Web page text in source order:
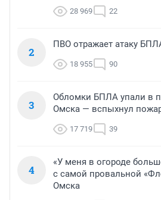
28 969 22
2
ПВО отражает атаку
18 955 90
3
Обломки БПЛА упали в
Омска — вспыхнул
17 719 39
4
«У меня в огороде
с самой провальной
Омска